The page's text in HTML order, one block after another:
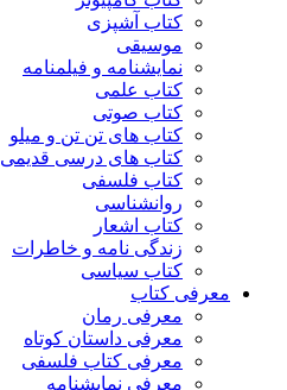
کتاب آشپزی
موسیقی
نمایشنامه و فیلمنامه
کتاب علمی
کتاب صوتی
کتاب های تن تن و میلو
کتاب های درسی قدیمی
کتاب فلسفی
روانشناسی
کتاب اشعار
زندگی نامه و خاطرات
کتاب سیاسی
معرفی کتاب
معرفی رمان
معرفی داستان کوتاه
معرفی کتاب فلسفی
معرفی نمایشنامه